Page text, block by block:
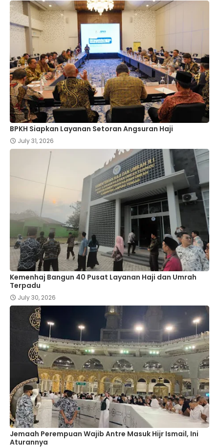
BPKH Siapkan Layanan Setoran Angsuran Haji
July 31, 2026
Kemenhaj Bangun 40 Pusat Layanan Haji dan Umrah
Terpadu
July 30, 2026
Jemaah Perempuan Wajib Antre Masuk Hijr Ismail, Ini
Aturannya